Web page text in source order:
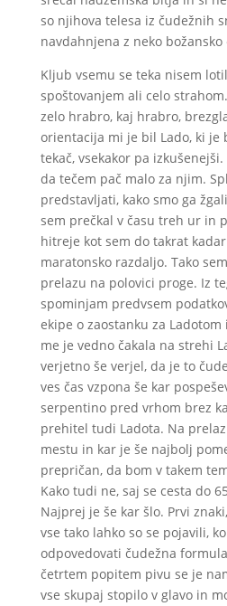
so njihova telesa iz čudežnih
navdahnjena z neko božansko
Kljub vsemu se teka nisem
spoštovanjem ali celo
zelo hrabro, kaj hrabro,
orientacija mi je bil Lado, ki je
tekač, vsekakor pa
da tečem pač malo za njim.
predstavljati, kako smo ga
sem prečkal v času treh ur in
hitreje kot sem do takrat
maratonsko razdaljo. Tako
prelazu na polovici proge. Iz
spominjam predvsem
ekipe o zaostanku za
me je vedno čakala na strehi
verjetno še verjel, da je to
ves čas vzpona še kar
serpentino pred vrhom brez
prehitel tudi Ladota. Na
mestu in kar je še najbolj
prepričan, da bom v takem
Kako tudi ne, saj se cesta do
Najprej je še kar šlo. Prvi
vse tako lahko so se pojavili,
odpovedovati čudežna
četrtem popitem pivu se je
vse skupaj stopilo v glavo in